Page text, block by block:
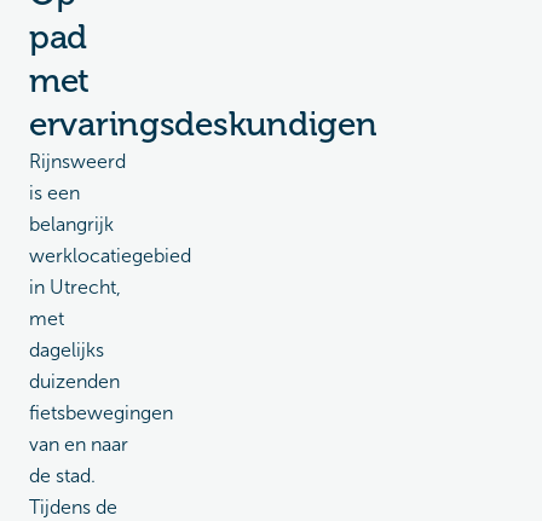
pad
met
ervaringsdeskundigen
Rijnsweerd
is een
belangrijk
werklocatiegebied
in Utrecht,
met
dagelijks
duizenden
fietsbewegingen
van en naar
de stad.
Tijdens de